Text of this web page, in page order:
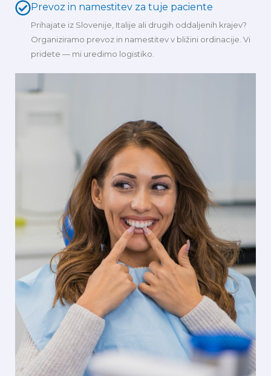
Prevoz in namestitev za tuje paciente
Prihajate iz Slovenije, Italije ali drugih oddaljenih krajev?
Organiziramo prevoz in namestitev v bližini ordinacije. Vi
pridete — mi uredimo logistiko.